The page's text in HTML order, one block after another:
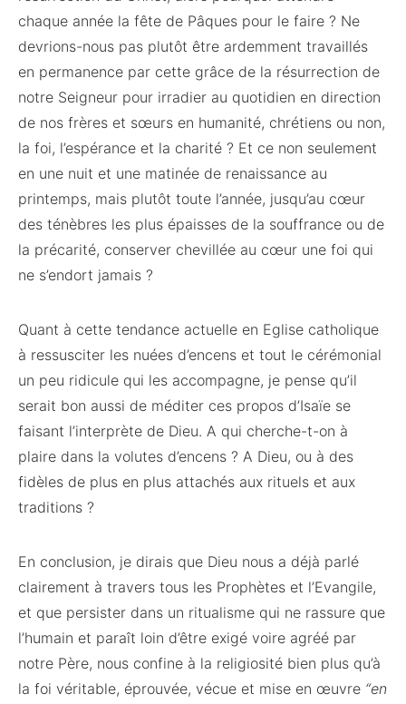
chaque année la fête de Pâques pour le faire ? Ne
devrions-nous pas plutôt être ardemment travaillés
en permanence par cette grâce de la résurrection de
notre Seigneur pour irradier au quotidien en direction
de nos frères et sœurs en humanité, chrétiens ou non,
la foi, l’espérance et la charité ? Et ce non seulement
en une nuit et une matinée de renaissance au
printemps, mais plutôt toute l’année, jusqu’au cœur
des ténèbres les plus épaisses de la souffrance ou de
la précarité, conserver chevillée au cœur une foi qui
ne s’endort jamais ?
Quant à cette tendance actuelle en Eglise catholique
à ressusciter les nuées d’encens et tout le cérémonial
un peu ridicule qui les accompagne, je pense qu’il
serait bon aussi de méditer ces propos d’Isaïe se
faisant l’interprète de Dieu. A qui cherche-t-on à
plaire dans la volutes d’encens ? A Dieu, ou à des
fidèles de plus en plus attachés aux rituels et aux
traditions ?
En conclusion, je dirais que Dieu nous a déjà parlé
clairement à travers tous les Prophètes et l’Evangile,
et que persister dans un ritualisme qui ne rassure que
l’humain et paraît loin d’être exigé voire agréé par
notre Père, nous confine à la religiosité bien plus qu’à
la foi véritable, éprouvée, vécue et mise en œuvre “en